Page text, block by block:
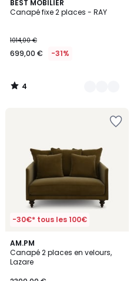
BEST MOBILIER
Canapé fixe 2 places - RAY
1014,00 €
699,00 € -31%
4
/
9
Couleurs
4
/
-30€* tous les 100€
AM.PM
Canapé 2 places en velours,
Lazare
4,9
/ 5
16
Couleurs